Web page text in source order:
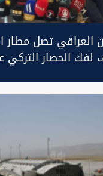
العراقي تصل مطار
الحصار التركي